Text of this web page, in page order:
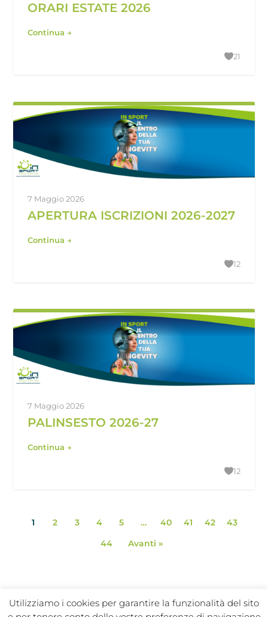
ORARI ESTATE 2026
Continua →
21
7 Maggio 2026
APERTURA ISCRIZIONI 2026-2027
Continua →
12
7 Maggio 2026
PALINSESTO 2026-27
Continua →
12
1 2 3 4 5 … 40 41 42
43
44
Avanti »
Utilizziamo i cookies per garantire la funzionalità del sito